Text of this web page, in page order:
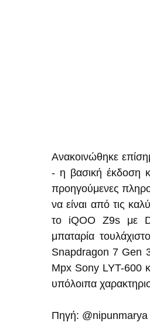
Ανακοινώθηκε
- η βασική έκδοση
προηγούμενες
να είναι από τις
το iQOO Z9s με
μπαταρία
Snapdragon 7 Gen
Mpx Sony LYT-600
υπόλοιπα
Πηγή: @nipunmarya